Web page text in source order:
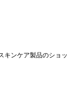
キンケア製品のショッ